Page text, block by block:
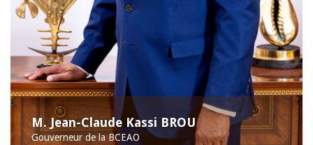
M. Jean-Claude Kassi BROU
Gouverneur de la BCEAO